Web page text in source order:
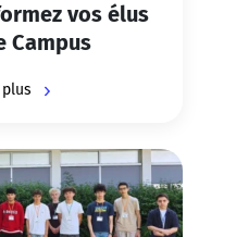
vos élus
Campus